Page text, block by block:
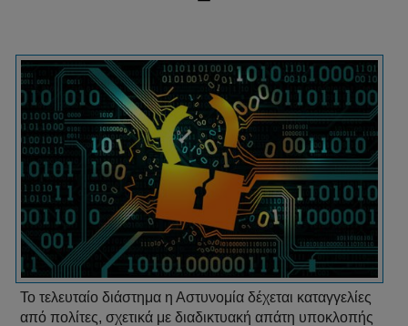
Το τελευταίο διάστημα η Αστυνομία δέχεται καταγγελίες
από πολίτες, σχετικά με διαδικτυακή απάτη υποκλοπής